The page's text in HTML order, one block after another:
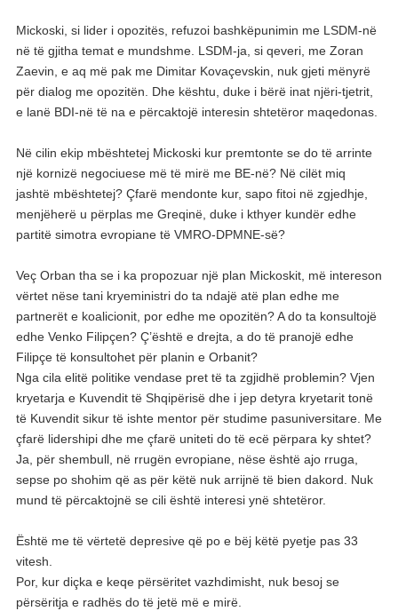
Mickoski, si lider i opozitës, refuzoi bashkëpunimin me LSDM-në
në të gjitha temat e mundshme. LSDM-ja, si qeveri, me Zoran
Zaevin, e aq më pak me Dimitar Kovaçevskin, nuk gjeti mënyrë
për dialog me opozitën. Dhe kështu, duke i bërë inat njëri-tjetrit,
e lanë BDI-në të na e përcaktojë interesin shtetëror maqedonas.
Në cilin ekip mbështetej Mickoski kur premtonte se do të arrinte
një kornizë negociuese më të mirë me BE-në? Në cilët miq
jashtë mbështetej? Çfarë mendonte kur, sapo fitoi në zgjedhje,
menjëherë u përplas me Greqinë, duke i kthyer kundër edhe
partitë simotra evropiane të VMRO-DPMNE-së?
Veç Orban tha se i ka propozuar një plan Mickoskit, më intereson
vërtet nëse tani kryeministri do ta ndajë atë plan edhe me
partnerët e koalicionit, por edhe me opozitën? A do ta konsultojë
edhe Venko Filipçen? Ç’është e drejta, a do të pranojë edhe
Filipçe të konsultohet për planin e Orbanit?
Nga cila elitë politike vendase pret të ta zgjidhë problemin? Vjen
kryetarja e Kuvendit të Shqipërisë dhe i jep detyra kryetarit tonë
të Kuvendit sikur të ishte mentor për studime pasuniversitare. Me
çfarë lidershipi dhe me çfarë uniteti do të ecë përpara ky shtet?
Ja, për shembull, në rrugën evropiane, nëse është ajo rruga,
sepse po shohim që as për këtë nuk arrijnë të bien dakord. Nuk
mund të përcaktojnë se cili është interesi ynë shtetëror.
Është me të vërtetë depresive që po e bëj këtë pyetje pas 33
vitesh.
Por, kur diçka e keqe përsëritet vazhdimisht, nuk besoj se
përsëritja e radhës do të jetë më e mirë.